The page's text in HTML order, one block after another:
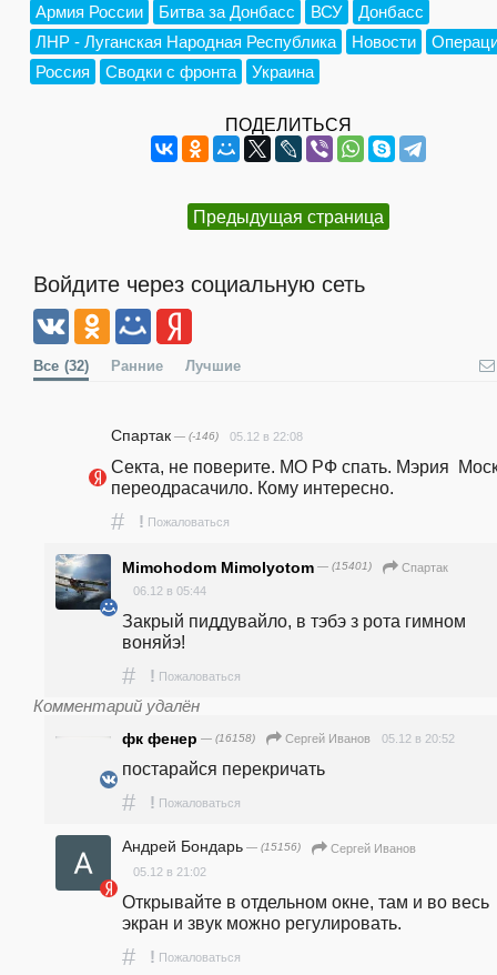
Армия России Битва за Донбасс ВСУ
Донбасс
ЛНР - Луганская Народная Республика
Новости
Россия
Сводки с фронта Украина
ПОДЕЛИТЬСЯ
Предыдущая страница
Войдите через социальную сеть
Все (32) Ранние Лучшие
Спартак — (-146) 05.12 в 22:08
Секта, не поверите. МО РФ спать. Мэрия
переодрасачило. Кому интересно.
# ! Пожаловаться
Mimohodom Mimolyotom — (15401)
Спартак
06.12 в 05:44
Закрый пиддувайло, в тэбэ з рота гимном
воняйэ!
# ! Пожаловаться
Комментарий удалён
фк фенер — (16158) Сергей Иванов 05.12 в 20:52
постарайся перекричать
# ! Пожаловаться
Андрей Бондарь — (15156)
Сергей Иванов
05.12 в 21:02
Открывайте в отдельном окне, там и во весь
экран и звук можно регулировать.
# ! Пожаловаться